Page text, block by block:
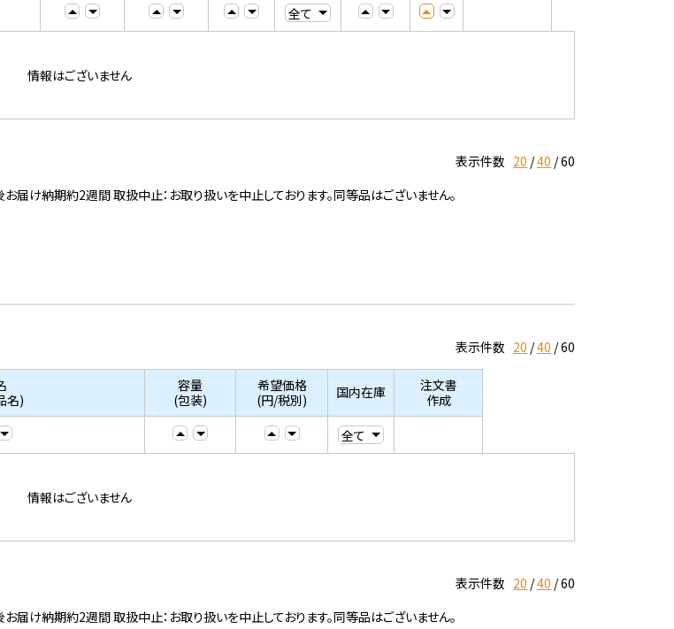
情報はございません
表示件数 20 40 60
け納期約2週間 取扱中止：お取り扱いを中止しております。同等品はございません。
表示件数 20 40 60
名)
容量
(包装)
希望価格
(円/税別)
国内在庫
注文書
作成
情報はございません
表示件数 20 40 60
け納期約2週間 取扱中止：お取り扱いを中止しております。同等品はございません。